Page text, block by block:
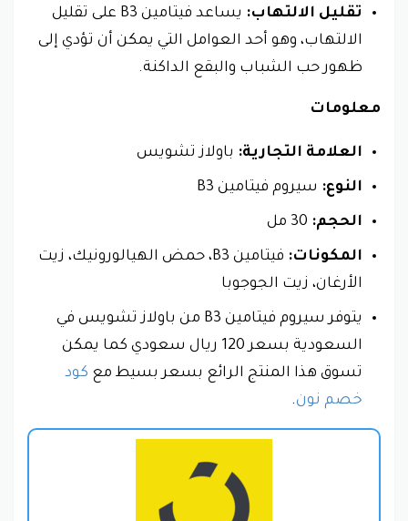
تقليل الالتهاب:
يساعد فيتامين B3 على تقليل
الالتهاب، وهو أحد العوامل التي يمكن أن تؤدي إلى
ظهور حب الشباب والبقع الداكنة.
معلومات
العلامة التجارية: باولاز تشويس
النوع: سيروم فيتامين B3
الحجم:
المكونات:
فيتامين B3، حمض الهيالورونيك، زيت
الأرغان، زيت الجوجوبا
يتوفر سيروم فيتامين B3 من باولاز تشويس في
السعودية بسعر 120 ريال سعودي كما يمكن
تسوق هذا المنتج الرائع بسعر بسيط مع كود
خصم نون.